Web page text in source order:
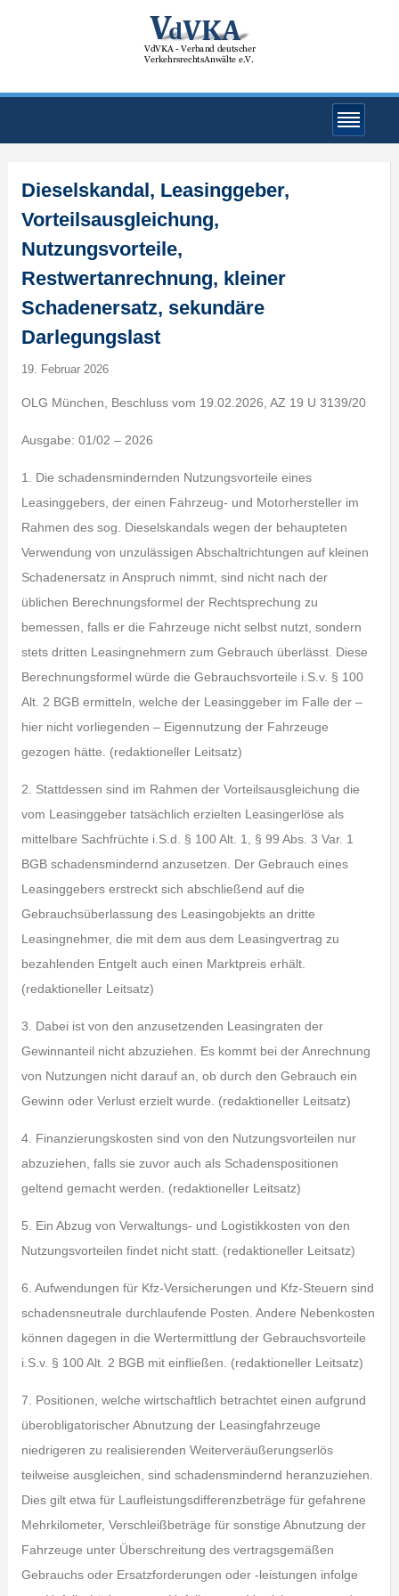
Dieselskandal, Leasinggeber,
Vorteilsausgleichung,
Nutzungsvorteile,
Restwertanrechnung, kleiner
Schadenersatz, sekundäre
Darlegungslast
19. Februar 2026
OLG München, Beschluss vom 19.02.2026, AZ 19 U 3139/20
Ausgabe: 01/02 – 2026
1. Die schadensmindernden Nutzungsvorteile eines
Leasinggebers, der einen Fahrzeug- und Motorhersteller im
Rahmen des sog. Dieselskandals wegen der behaupteten
Verwendung von unzulässigen Abschaltrichtungen auf kleinen
Schadenersatz in Anspruch nimmt, sind nicht nach der
üblichen Berechnungsformel der Rechtsprechung zu
bemessen, falls er die Fahrzeuge nicht selbst nutzt, sondern
stets dritten Leasingnehmern zum Gebrauch überlässt. Diese
Berechnungsformel würde die Gebrauchsvorteile i.S.v. § 100
Alt. 2 BGB ermitteln, welche der Leasinggeber im Falle der –
hier nicht vorliegenden – Eigennutzung der Fahrzeuge
gezogen hätte. (redaktioneller Leitsatz)
2. Stattdessen sind im Rahmen der Vorteilsausgleichung die
vom Leasinggeber tatsächlich erzielten Leasingerlöse als
mittelbare Sachfrüchte i.S.d. § 100 Alt. 1, § 99 Abs. 3 Var. 1
BGB schadensmindernd anzusetzen. Der Gebrauch eines
Leasinggebers erstreckt sich abschließend auf die
Gebrauchsüberlassung des Leasingobjekts an dritte
Leasingnehmer, die mit dem aus dem Leasingvertrag zu
bezahlenden Entgelt auch einen Marktpreis erhält.
(redaktioneller Leitsatz)
3. Dabei ist von den anzusetzenden Leasingraten der
Gewinnanteil nicht abzuziehen. Es kommt bei der Anrechnung
von Nutzungen nicht darauf an, ob durch den Gebrauch ein
Gewinn oder Verlust erzielt wurde. (redaktioneller Leitsatz)
4. Finanzierungskosten sind von den Nutzungsvorteilen nur
abzuziehen, falls sie zuvor auch als Schadenspositionen
geltend gemacht werden. (redaktioneller Leitsatz)
5. Ein Abzug von Verwaltungs- und Logistikkosten von den
Nutzungsvorteilen findet nicht statt. (redaktioneller Leitsatz)
6. Aufwendungen für Kfz-Versicherungen und Kfz-Steuern sind
schadensneutrale durchlaufende Posten. Andere Nebenkosten
können dagegen in die Wertermittlung der Gebrauchsvorteile
i.S.v. § 100 Alt. 2 BGB mit einfließen. (redaktioneller Leitsatz)
7. Positionen, welche wirtschaftlich betrachtet einen aufgrund
überobligatorischer Abnutzung der Leasingfahrzeuge
niedrigeren zu realisierenden Weiterveräußerungserlös
teilweise ausgleichen, sind schadensmindernd heranzuziehen.
Dies gilt etwa für Laufleistungsdifferenzbeträge für gefahrene
Mehrkilometer, Verschleißbeträge für sonstige Abnutzung der
Fahrzeuge unter Überschreitung des vertragsgemäßen
Gebrauchs oder Ersatzforderungen oder -leistungen infolge